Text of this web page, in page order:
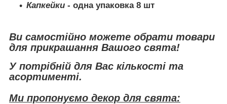
Капкейки - одна упаковка 8 шт
Ви самостійно можете обрати товари
для прикрашання Вашого свята!
У потрібній для Вас кількості та
асортименті.
Ми пропонуємо декор для свята: